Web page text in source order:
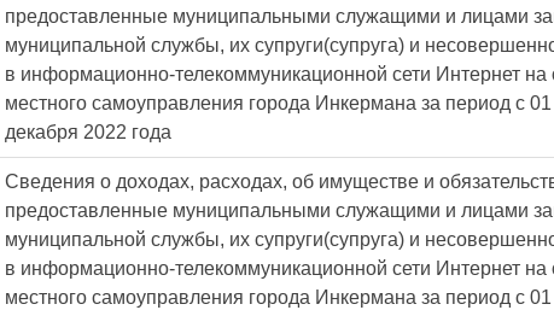
предоставленные муниципальными служащими и лицами
муниципальной службы, их супруги(супруга) и
в информационно-телекоммуникационной сети Интернет
местного самоуправления города Инкермана за период с
декабря 2022 года
Сведения о доходах, расходах, об имуществе и
предоставленные муниципальными служащими и лицами
муниципальной службы, их супруги(супруга) и
в информационно-телекоммуникационной сети Интернет
местного самоуправления города Инкермана за период с